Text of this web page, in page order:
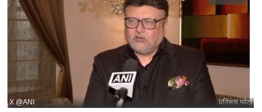
य
अं
त
र्रा
य
बि
प्रतिरूप फोटो
X @ANI